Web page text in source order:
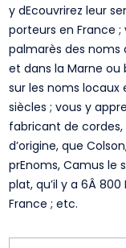
y dEcouvrirez leur
porteurs en France
palmarès des noms
et dans la Marne ou
sur les noms locaux
siècles ; vous y
fabricant de cordes,
d’origine, que
prEnoms, Camus le
plat, qu’il y a 6Â
France ; etc.